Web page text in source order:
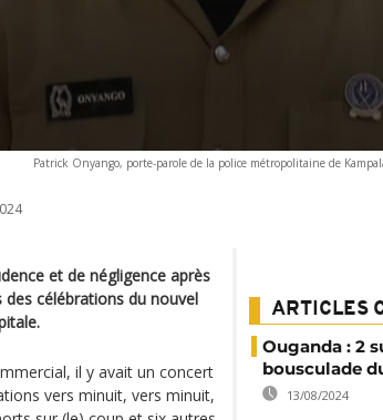
Patrick Onyango, porte-parole de la police métropolitaine de
et de négligence après
célébrations du nouvel
il y avait un concert
vers minuit, vers minuit,
ARTICLES
Ouganda : 2
bousculade
13/08/2024